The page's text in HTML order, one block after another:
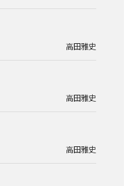
高田雅史
高田雅史
高田雅史